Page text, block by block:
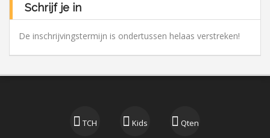
Schrijf je in
De inschrijvingstermijn is ondertussen helaas verstreken!
TCH Kids Qten